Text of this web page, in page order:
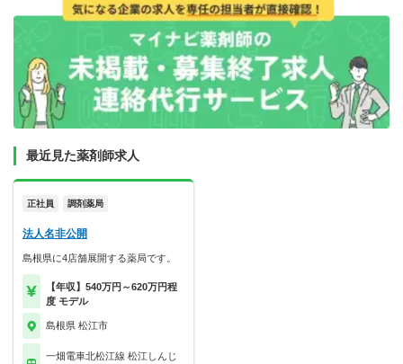
最近見た薬剤師求人
正社員 調剤薬局
法人名非公開
島根県に4店舗展開する薬局です。
【年収】540万円～620万円程
度 モデル
島根県 松江市
一畑電車北松江線 松江しんじ